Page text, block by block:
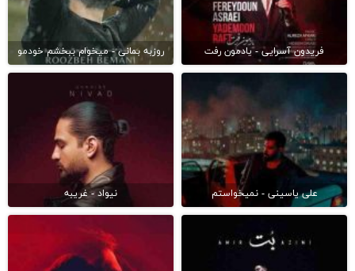
فریدون آسرایی - یادمون رفت روزبه بمانی - میخوام ببخشم خودمو
علی یاسینی - نمیخواستم نیواد - غریبه